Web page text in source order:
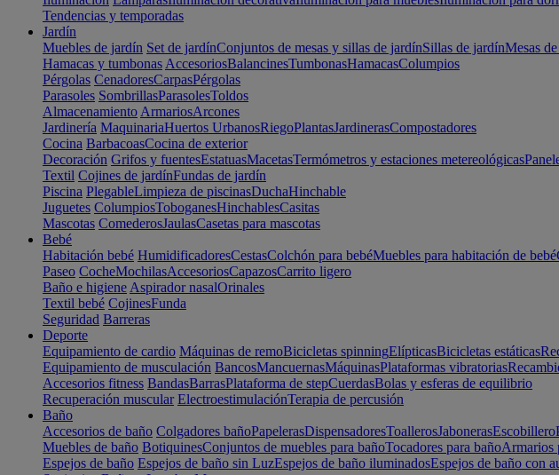
Tendencias y temporadas
Jardín
Muebles de jardín Set de jardínConjuntos de mesas y sillas de jardínSillas de jardínMesas
Hamacas y tumbonas AccesoriosBalancinesTumbonasHamacasColumpios
Pérgolas CenadoresCarpasPérgolas
Parasoles SombrillasParasolesToldos
Almacenamiento ArmariosArcones
Jardinería MaquinariaHuertos UrbanosRiegoPlantasJardinerasCompostadores
Cocina BarbacoasCocina de exterior
Decoración Grifos y fuentesEstatuasMacetasTermómetros y estaciones metereológicas
Textil Cojines de jardínFundas de jardín
Piscina PlegableLimpieza de piscinasDuchaHinchable
Juguetes ColumpiosToboganesHinchablesCasitas
Mascotas ComederosJaulasCasetas para mascotas
Bebé
Habitación bebé HumidificadoresCestasColchón para bebéMuebles para habitación de bebé
Paseo CocheMochilasAccesoriosCapazosCarrito ligero
Baño e higiene Aspirador nasalOrinales
Textil bebé CojinesFunda
Seguridad Barreras
Deporte
Equipamiento de cardio Máquinas de remoBicicletas spinningElípticasBicicletas estáticas
Equipamiento de musculación BancosMancuernasMáquinasPlataformas vibratorias
Accesorios fitness BandasBarrasPlataforma de stepCuerdasBolas y esferas de equilibrio
Recuperación muscular ElectroestimulaciónTerapia de percusión
Baño
Accesorios de baño Colgadores bañoPapelerasDispensadoresToallerosJabonerasEscobillero
Muebles de baño BotiquinesConjuntos de muebles para bañoTocadores para bañoArmarios
Espejos de baño Espejos de baño sin LuzEspejos de baño iluminadosEspejos de baño con